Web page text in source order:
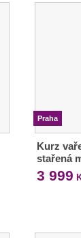
Praha
Kurz
stařená
3 999